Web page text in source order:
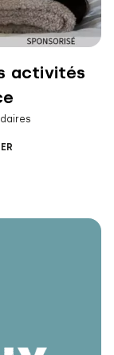
activités